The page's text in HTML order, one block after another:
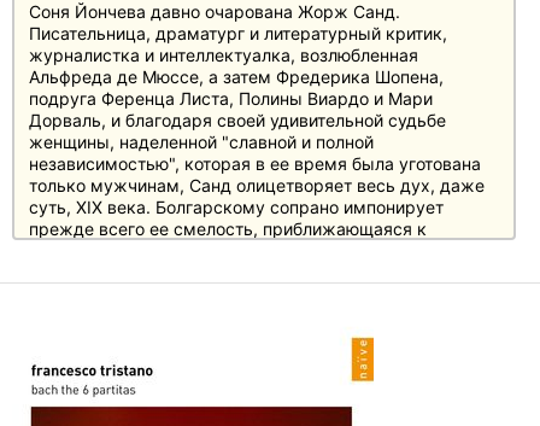
Соня Йончева давно очарована Жорж Санд.
Писательница, драматург и литературный критик,
журналистка и интеллектуалка, возлюбленная
Альфреда де Мюссе, а затем Фредерика Шопена,
подруга Ференца Листа, Полины Виардо и Мари
Дорваль, и благодаря своей удивительной судьбе
женщины, наделенной "славной и полной
независимостью", которая в ее время была уготована
только мужчинам, Санд олицетворяет весь дух, даже
суть, XIX века. Болгарскому сопрано импонирует
прежде всего ее смелость, приближающаяся к
художественные темы, насколько они актуальны, а ее